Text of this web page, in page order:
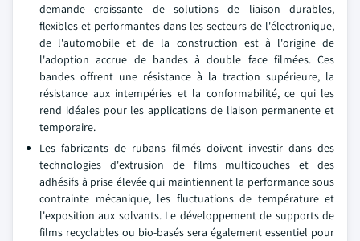
demande croissante de solutions de liaison durables,
flexibles et performantes dans les secteurs de l'électronique,
de l'automobile et de la construction est à l'origine de
l'adoption accrue de bandes à double face filmées. Ces
bandes offrent une résistance à la traction supérieure, la
résistance aux intempéries et la conformabilité, ce qui les
rend idéales pour les applications de liaison permanente et
temporaire.
Les fabricants de rubans filmés doivent investir dans des
technologies d'extrusion de films multicouches et des
adhésifs à prise élevée qui maintiennent la performance sous
contrainte mécanique, les fluctuations de température et
l'exposition aux solvants. Le développement de supports de
films recyclables ou bio-basés sera également essentiel pour